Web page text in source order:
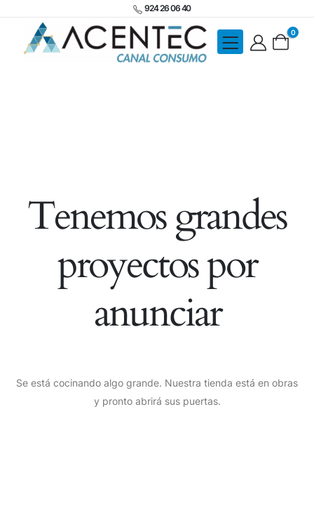
924 26 06 40
0
Tenemos grandes
proyectos por
anunciar
Se está cocinando algo grande. Nuestra tienda está en obras
y pronto abrirá sus puertas.